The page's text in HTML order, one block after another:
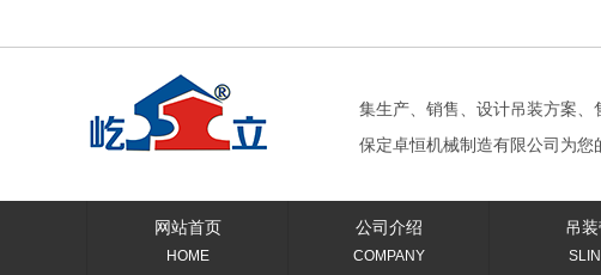
集生产、销售、设计吊装方案
保定卓恒机械制造有限公司为您
网站首页
HOME
公司介绍
COMPANY
吊